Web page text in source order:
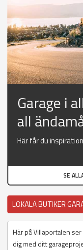
Garage i
all
Här får du
SE
LOKALA BUTIKER
Här på Villaportalen
dig med ditt